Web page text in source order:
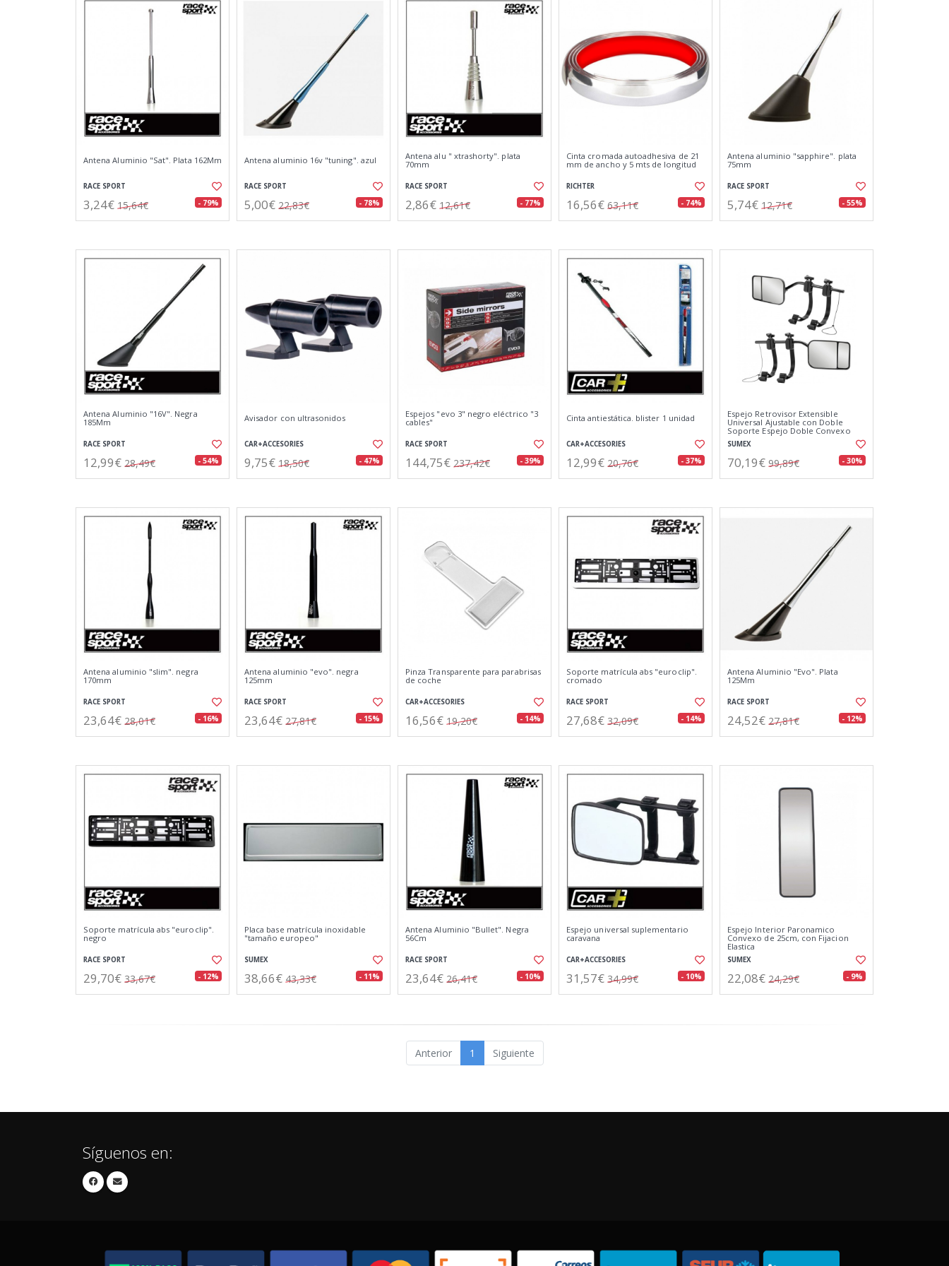
Antena Aluminio "Sat". Plata 162Mm
RACE SPORT
3,24€ 15,64€ - 79%
Antena aluminio 16v "tuning". azul
RACE SPORT
5,00€ 22,83€ - 78%
Antena alu " xtrashorty". plata
70mm
RACE SPORT
2,86€ 12,61€ - 77%
Cinta cromada autoadhesiva de 21
mm de ancho y 5 mts de longitud
RICHTER
16,56€ 63,11€ - 74%
Antena aluminio "sapphire". plata
75mm
RACE SPORT
5,74€ 12,71€ - 55%
Antena Aluminio "16V". Negra
185Mm
RACE SPORT
12,99€ 28,49€ - 54%
Avisador con ultrasonidos
CAR+ACCESORIES
9,75€ 18,50€ - 47%
Espejos "evo 3" negro eléctrico "3
cables"
RACE SPORT
144,75€ 237,42€ - 39%
Cinta antiestática. blister 1 unidad
CAR+ACCESORIES
12,99€ 20,76€ - 37%
Espejo Retrovisor Extensible
Universal Ajustable con Doble
Soporte Espejo Doble Convexo
Multi-ángulos
SUMEX
70,19€ 99,89€ - 30%
Antena aluminio "slim". negra
170mm
RACE SPORT
23,64€ 28,01€ - 16%
Antena aluminio "evo". negra
125mm
RACE SPORT
23,64€ 27,81€ - 15%
Pinza Transparente para parabrisas
de coche
CAR+ACCESORIES
16,56€ 19,20€ - 14%
Soporte matrícula abs "euroclip".
cromado
RACE SPORT
27,68€ 32,09€ - 14%
Antena Aluminio "Evo". Plata
125Mm
RACE SPORT
24,52€ 27,81€ - 12%
Soporte matrícula abs "euroclip".
negro
RACE SPORT
29,70€ 33,67€ - 12%
Placa base matrícula inoxidable
"tamaño europeo"
SUMEX
38,66€ 43,33€ - 11%
Antena Aluminio "Bullet". Negra
56Cm
RACE SPORT
23,64€ 26,41€ - 10%
Espejo universal suplementario
caravana
CAR+ACCESORIES
31,57€ 34,99€ - 10%
Espejo Interior Paronamico
Convexo de 25cm, con Fijacion
Elastica
SUMEX
22,08€ 24,29€ - 9%
Anterior 1 Siguiente
Síguenos en: